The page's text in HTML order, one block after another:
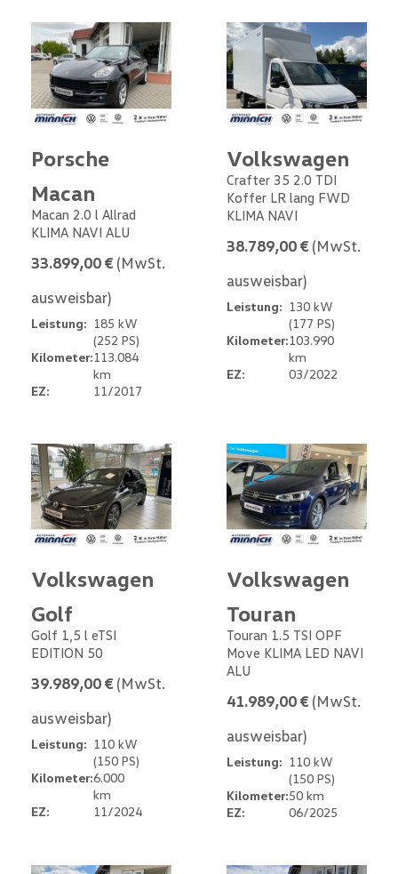
Porsche
Macan
Macan 2.0 l Allrad
KLIMA NAVI ALU
33.899,00 € (MwSt.
ausweisbar)
Leistung: 185 kW
(252 PS)
Kilometer:113.084
km
EZ:
11/2017
Volkswagen
Crafter 35 2.0 TDI
Koffer LR lang FWD
KLIMA NAVI
38.789,00 € (MwSt.
ausweisbar)
Leistung: 130 kW
(177 PS)
Kilometer:103.990
km
EZ:
03/2022
Volkswagen
Golf
Golf 1,5 l eTSI
EDITION 50
39.989,00 € (MwSt.
ausweisbar)
Leistung: 110 kW
(150 PS)
Kilometer:6.000
km
EZ:
11/2024
Volkswagen
Touran
Touran 1.5 TSI OPF
Move KLIMA LED NAVI
ALU
41.989,00 € (MwSt.
ausweisbar)
Leistung: 110 kW
(150 PS)
Kilometer:50 km
EZ:
06/2025